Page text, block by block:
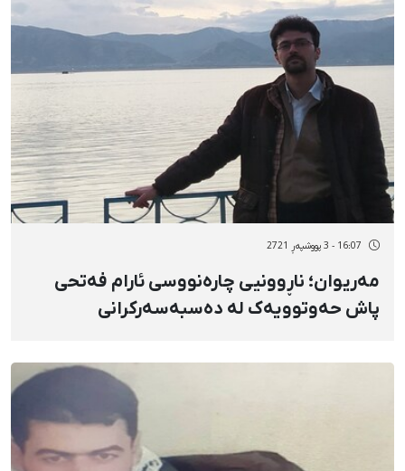
16:07 - 3 پووشپەڕ 2721
مەریوان؛ ناڕوونیی چارەنووسی ئارام فەتحی
پاش حەوتوویەک لە دەسبەسەرکرانی